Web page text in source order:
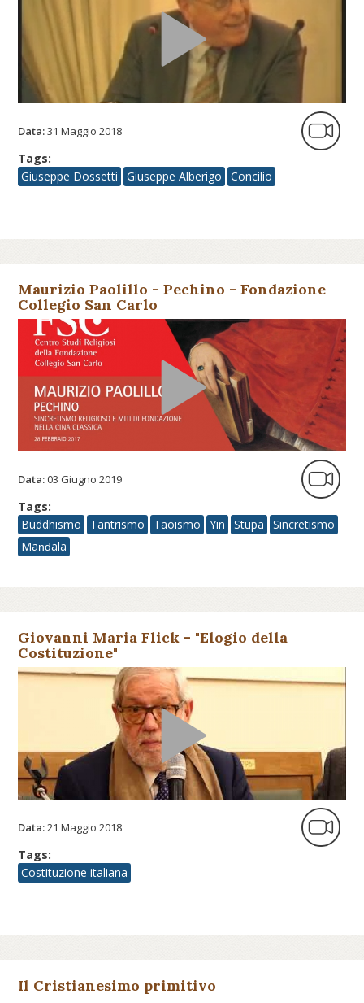
Data:31 Maggio 2018
Tags:
Giuseppe Dossetti
Giuseppe Alberigo Concilio
Maurizio Paolillo - Pechino - Fondazione
Collegio San Carlo
Data:03 Giugno 2019
Tags:
Buddhismo
Tantrismo Taoismo Yin Stupa
Sincretismo
Maṇḍala
Giovanni Maria Flick - "Elogio della
Costituzione"
Data:21 Maggio 2018
Tags:
Costituzione italiana
Il Cristianesimo primitivo